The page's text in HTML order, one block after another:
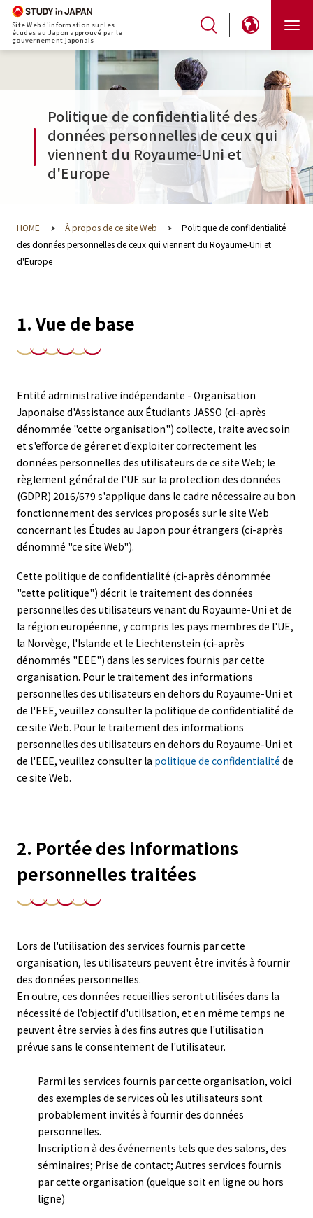
Site Web d'information sur les
études au Japon approuvé par le
gouvernement japonais
Politique de confidentialité des
données personnelles de ceux qui
viennent du Royaume-Uni et
d'Europe
HOME À propos de ce site Web
Politique de confidentialité
des données personnelles de ceux qui viennent du Royaume-Uni et
d'Europe
1. Vue de base
Entité administrative indépendante - Organisation
Japonaise d'Assistance aux Étudiants JASSO (ci-après
dénommée "cette organisation") collecte, traite avec soin
et s'efforce de gérer et d'exploiter correctement les
données personnelles des utilisateurs de ce site Web; le
règlement général de l'UE sur la protection des données
(GDPR) 2016/679 s'applique dans le cadre nécessaire au bon
fonctionnement des services proposés sur le site Web
concernant les Études au Japon pour étrangers (ci-après
dénommé "ce site Web").
Cette politique de confidentialité (ci-après dénommée
"cette politique") décrit le traitement des données
personnelles des utilisateurs venant du Royaume-Uni et de
la région européenne, y compris les pays membres de l'UE,
la Norvège, l'Islande et le Liechtenstein (ci-après
dénommés "EEE") dans les services fournis par cette
organisation. Pour le traitement des informations
personnelles des utilisateurs en dehors du Royaume-Uni et
de l'EEE, veuillez consulter la politique de confidentialité de
ce site Web. Pour le traitement des informations
personnelles des utilisateurs en dehors du Royaume-Uni et
de l'EEE, veuillez consulter la politique de confidentialité de
ce site Web.
2. Portée des informations
personnelles traitées
Lors de l'utilisation des services fournis par cette
organisation, les utilisateurs peuvent être invités à fournir
des données personnelles.
En outre, ces données recueillies seront utilisées dans la
nécessité de l'objectif d'utilisation, et en même temps ne
peuvent être servies à des fins autres que l'utilisation
prévue sans le consentement de l'utilisateur.
Parmi les services fournis par cette organisation, voici
des exemples de services où les utilisateurs sont
probablement invités à fournir des données
personnelles.
Inscription à des événements tels que des salons, des
séminaires; Prise de contact; Autres services fournis
par cette organisation (quelque soit en ligne ou hors
ligne)